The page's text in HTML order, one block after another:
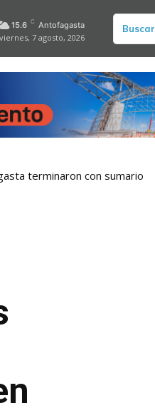
15.6 C Antofagasta
viernes, 7 agosto, 2026
Buscar
terminaron con sumario